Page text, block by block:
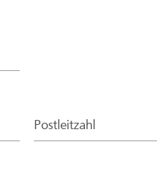
Postleitzahl